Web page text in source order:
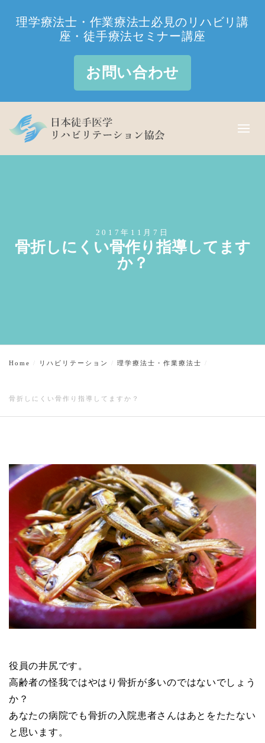
理学療法士・作業療法士必見のリハビリ講
座・徒手療法セミナー講座
お問い合わせ
2017年11月7日
骨折しにくい骨作り指導してます
か？
Home リハビリテーション 理学療法士・作業療法士
骨折しにくい骨作り指導してますか？
役員の井尻です。
高齢者の怪我ではやはり骨折が多いのではないでしょう
か？
あなたの病院でも骨折の入院患者さんはあとをたたない
と思います。